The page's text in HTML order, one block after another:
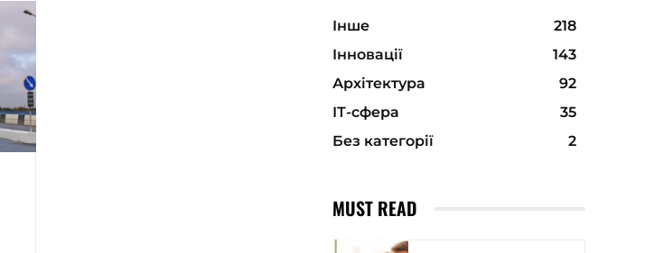
Інше
218
Інновації
143
Архітектура
92
ІТ-сфера
35
Без категорії
2
MUST READ